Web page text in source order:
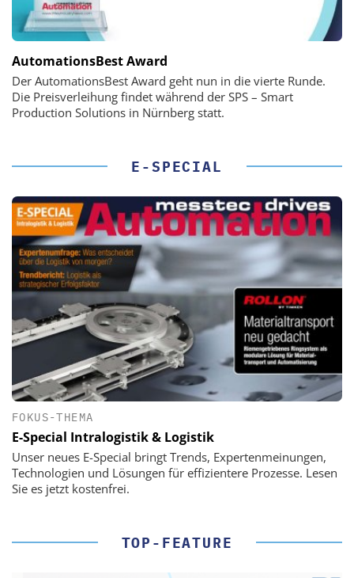
AutomationsBest Award
Der AutomationsBest Award geht nun in die vierte Runde.
Die Preisverleihung findet während der SPS – Smart
Production Solutions in Nürnberg statt.
E-SPECIAL
FOKUS-THEMA
E-Special Intralogistik & Logistik
Unser neues E-Special bringt Trends, Expertenmeinungen,
Technologien und Lösungen für effizientere Prozesse. Lesen
Sie es jetzt kostenfrei.
TOP-FEATURE